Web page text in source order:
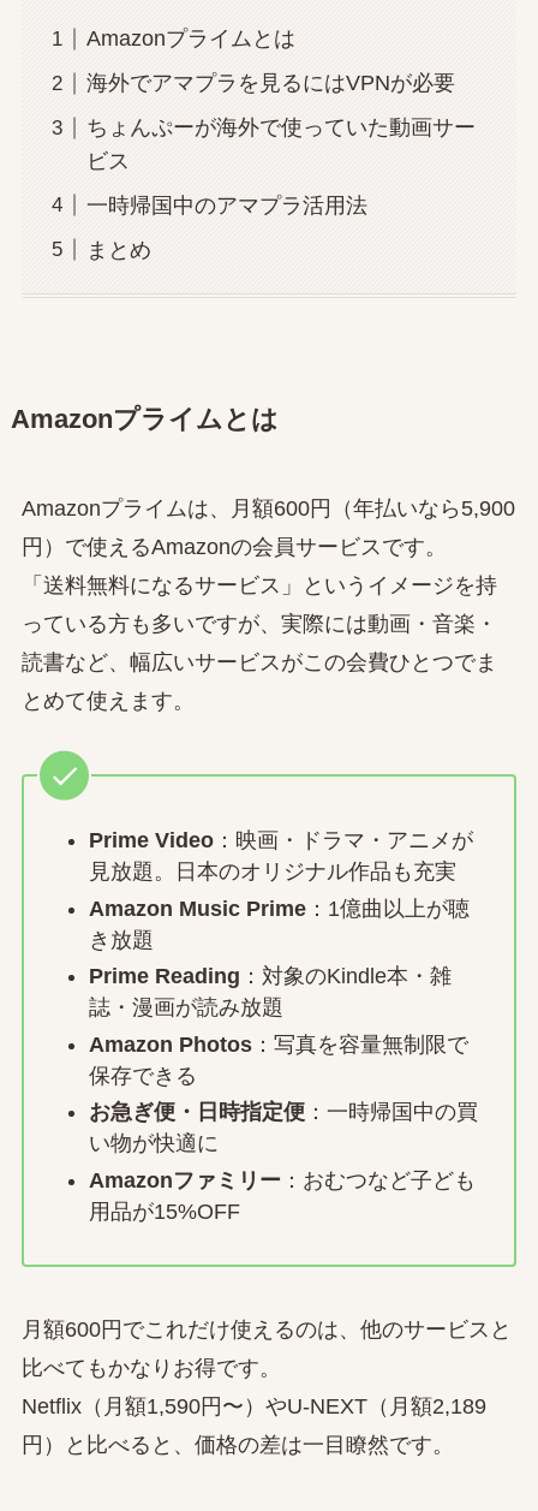
Amazonプライムとは
海外でアマプラを見るにはVPNが必要
ちょんぷーが海外で使っていた動画サー
ビス
一時帰国中のアマプラ活用法
まとめ
Amazonプライムとは
Amazonプライムは、月額600円（年払いなら5,900
円）で使えるAmazonの会員サービスです。
「送料無料になるサービス」というイメージを持
っている方も多いですが、実際には動画・音楽・
読書など、幅広いサービスがこの会費ひとつでま
とめて使えます。
Prime Video：映画・ドラマ・アニメが
見放題。日本のオリジナル作品も充実
Amazon Music Prime：1億曲以上が聴
き放題
Prime Reading ：対象のKindle本・雑
誌・漫画が読み放題
Amazon Photos：写真を容量無制限で
保存できる
お急ぎ便・日時指定便：一時帰国中の買
い物が快適に
Amazonファミリー ：おむつなど子ども
用品が15%OFF
月額600円でこれだけ使えるのは、他のサービスと
比べてもかなりお得です。
Netflix（月額1,590円〜）やU-NEXT（月額2,189
円）と比べると、価格の差は一目瞭然です。